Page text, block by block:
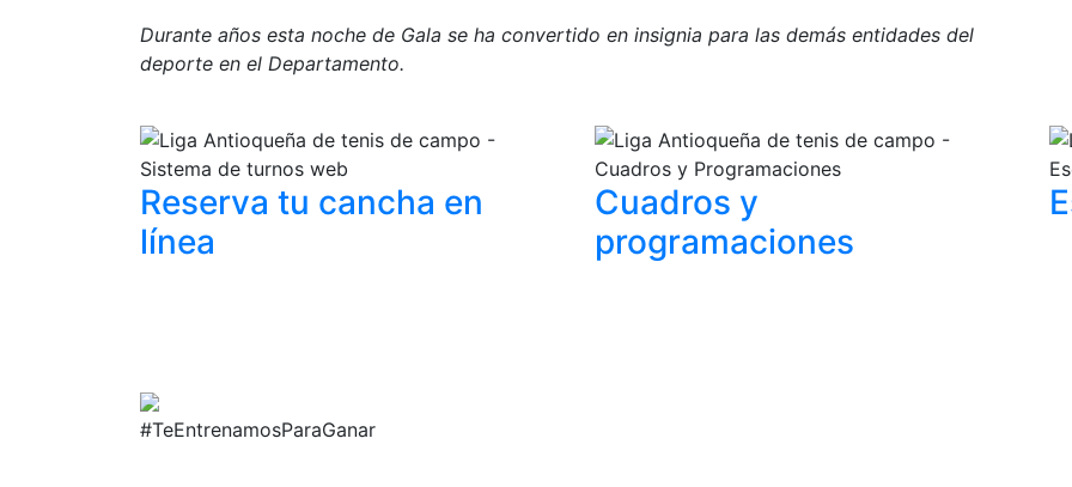
Durante años esta noche de Gala se ha convertido en insignia para las demás entidades del
deporte en el Departamento.
Reserva tu cancha en
línea
Cuadros y
programaciones
#TeEntrenamosParaGanar